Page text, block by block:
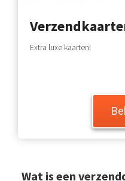
Extra luxe kaarten!
Wat is een